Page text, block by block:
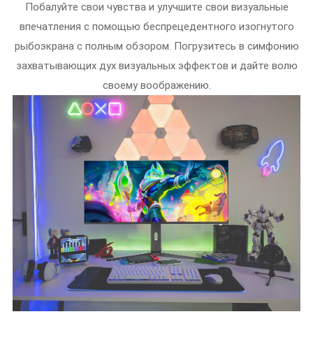
Побалуйте свои чувства и улучшите свои визуальные
впечатления с помощью беспрецедентного изогнутого
рыбоэкрана с полным обзором. Погрузитесь в симфонию
захватывающих дух визуальных эффектов и дайте волю
своему воображению.